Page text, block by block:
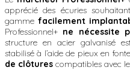
apprécié des écuries
gamme facilement
Professionnel+ ne nécessite
structure en acier galvanisé
stabilisé à l’aide de pieux en
de clôtures compatibles avec